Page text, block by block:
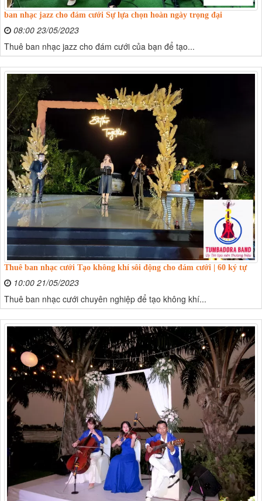
ban nhạc jazz cho đám cưới Sự lựa chọn hoàn ngày trọng đại
08:00 23/05/2023
Thuê ban nhạc jazz cho đám cưới của bạn để tạo...
Thuê ban nhạc cưới Tạo không khí sôi động cho đám cưới | 60 ký tự
10:00 21/05/2023
Thuê ban nhạc cưới chuyên nghiệp để tạo không khí...